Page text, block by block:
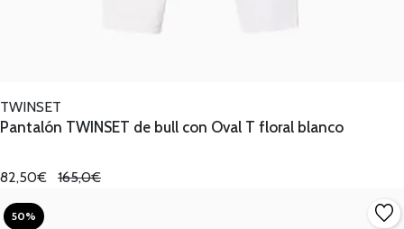
TWINSET
Pantalón TWINSET de bull con Oval T floral blanco
82,50€ 165,0€
50%